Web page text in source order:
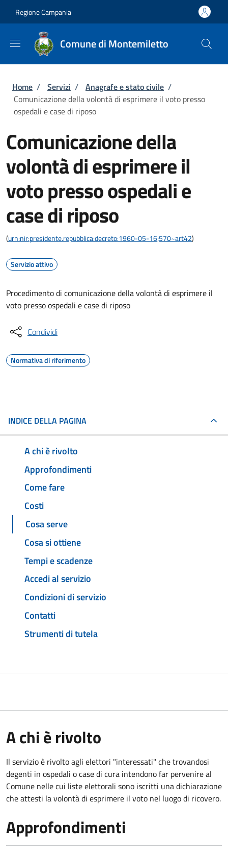
Regione Campania
Comune di Montemiletto
Briciole di pane
Home / Servizi / Anagrafe e stato civile /
Comunicazione della volontà di esprimere il voto presso
ospedali e case di riposo
Comunicazione della
volontà di esprimere il
voto presso ospedali e
case di riposo
(urn:nir:presidente.repubblica:decreto:1960-05-16;570~art42)
Servizio attivo
Procedimento di comunicazione della volontà di esprimere il
voto presso ospedali e case di riposo
Condividi
Normativa di riferimento
INDICE DELLA PAGINA
A chi è rivolto
Approfondimenti
Come fare
Costi
Cosa serve
Cosa si ottiene
Tempi e scadenze
Accedi al servizio
Condizioni di servizio
Contatti
Strumenti di tutela
A chi è rivolto
Il servizio è rivolto agli elettori "interessati" che trovandosi
degenti in ospedali o case di cura intendono far pervenire al
Comune nelle cui liste elettorali sono iscritti una dichiarazione
che attesti la volontà di esprimere il voto nel luogo di ricovero.
Approfondimenti